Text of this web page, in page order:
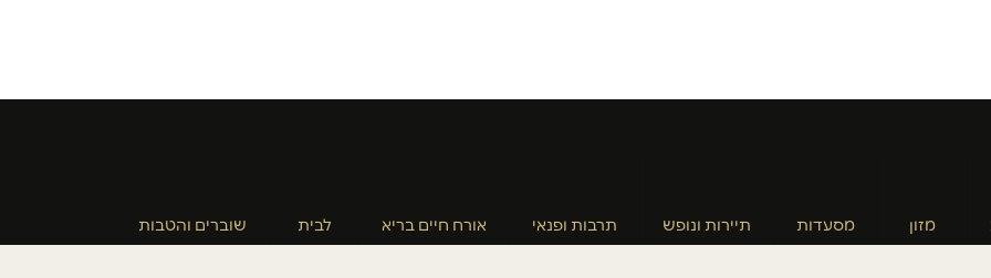
מזון מסעדות תיירות ונופש תרבות ופנאי אורח חיים בריא לבית שוברים והטבות